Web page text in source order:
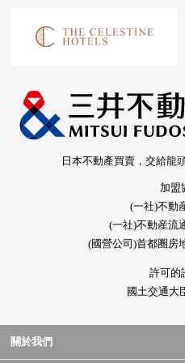
日本不動產買賣，交給龍
加盟
(一社)不動
(一社)不動産流
(國營公司)首都圈房
許可的
國土交通大
關於我們